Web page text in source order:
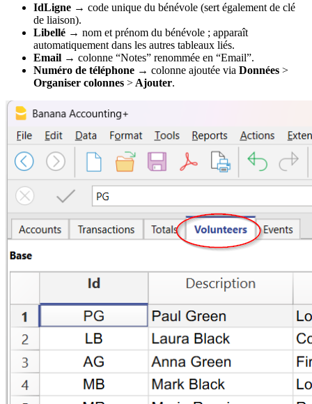
IdLigne → code unique du bénévole (sert également de clé
de liaison).
Libellé → nom et prénom du bénévole ; apparaît
automatiquement dans les autres tableaux liés.
Email → colonne “Notes” renommée en “Email”.
Numéro de téléphone → colonne ajoutée via Données >
Organiser colonnes > Ajouter.